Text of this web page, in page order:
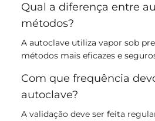
Qual a diferença entre
métodos?
A autoclave utiliza vapor sob
métodos mais eficazes e
Com que frequência
autoclave?
A validação deve ser feita